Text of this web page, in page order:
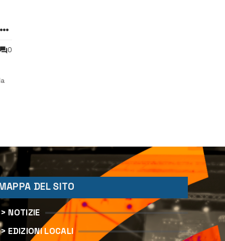
0
DEL SITO
> NOTIZIE
> EDIZIONI LOCALI